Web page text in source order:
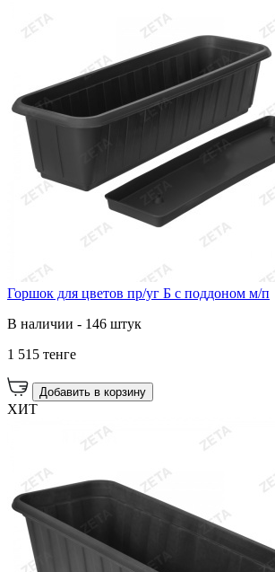
Горшок для цветов пр/уг Б с поддоном м/п
В наличии - 146 штук
1 515 тенге
Добавить в корзину
ХИТ